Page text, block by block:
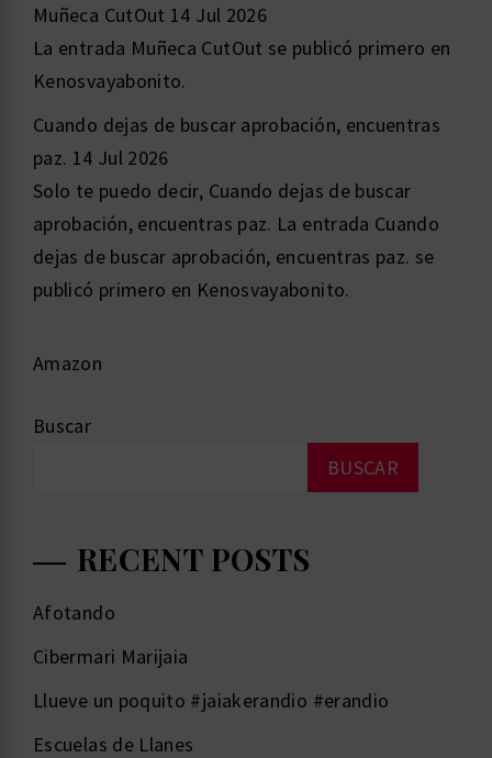
Muñeca CutOut 14 Jul 2026
La entrada Muñeca CutOut se publicó primero en
Kenosvayabonito.
Cuando dejas de buscar aprobación, encuentras
paz. 14 Jul 2026
Solo te puedo decir, Cuando dejas de buscar
aprobación, encuentras paz. La entrada Cuando
dejas de buscar aprobación, encuentras paz. se
publicó primero en Kenosvayabonito.
Amazon
Buscar
BUSCAR
RECENT POSTS
Afotando
Cibermari Marijaia
Llueve un poquito #jaiakerandio #erandio
Escuelas de Llanes